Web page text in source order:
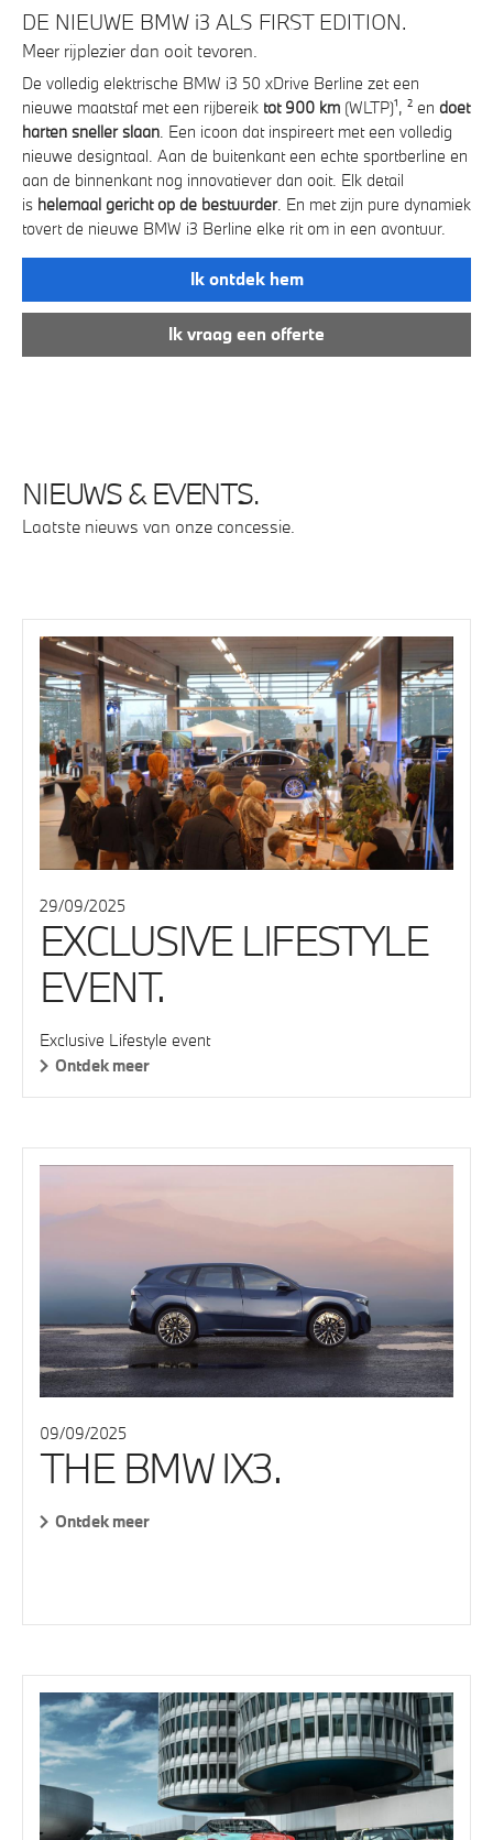
DE NIEUWE BMW i3 ALS FIRST EDITION.
Meer rijplezier dan ooit tevoren.
De volledig elektrische BMW i3 50 xDrive Berline zet een
nieuwe maatstaf met een rijbereik tot 900 km (WLTP)¹, ² en doet
harten sneller slaan. Een icoon dat inspireert met een volledig
nieuwe designtaal. Aan de buitenkant een echte sportberline en
aan de binnenkant nog innovatiever dan ooit. Elk detail
is helemaal gericht op de bestuurder. En met zijn pure dynamiek
tovert de nieuwe BMW i3 Berline elke rit om in een avontuur.
Ik ontdek hem
Ik vraag een offerte
NIEUWS & EVENTS.
Laatste nieuws van onze concessie.
29/09/2025
EXCLUSIVE LIFESTYLE
EVENT.
Exclusive Lifestyle event
Ontdek meer
09/09/2025
THE BMW IX3.
Ontdek meer